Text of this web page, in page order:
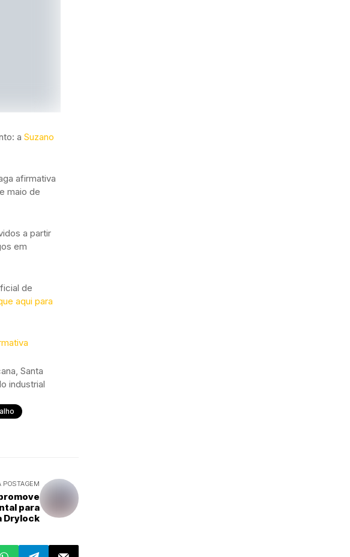
a Suzano
afirmativa
maio de
a partir
em
de
aqui para
Santa
industrial
POSTAGEM
para
Drylock